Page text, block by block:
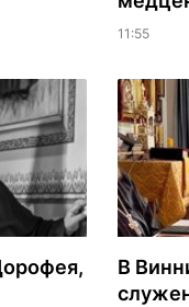
11:55
В